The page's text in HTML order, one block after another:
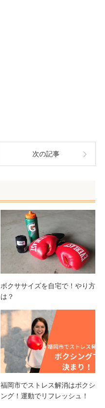
次の記事
ボクササイズを自宅で！やり方
は？
福岡市でストレス解消はボクシ
ング！運動でリフレッシュ！